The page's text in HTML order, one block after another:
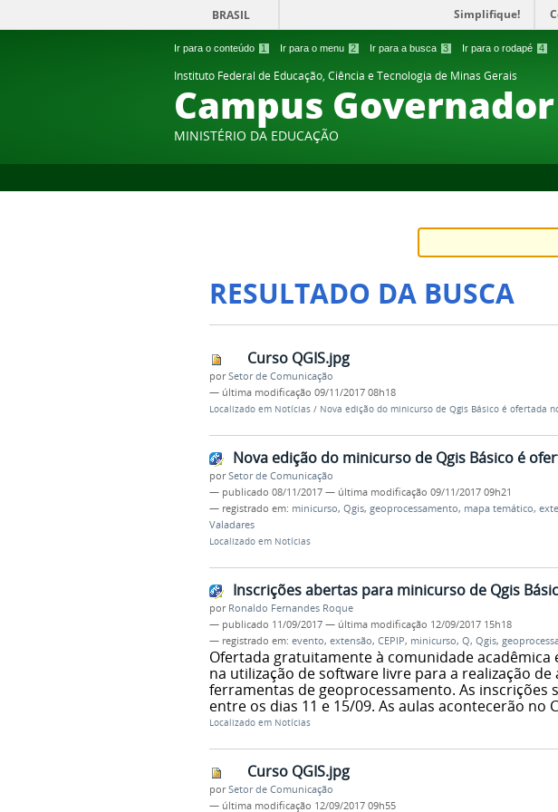
Ir para o conteúdo 1 Ir para o menu 2 Ir para a busca 3 Ir para o rodapé 4
BRASIL Simplifique!
Instituto Federal de Educação, Ciência e Tecnologia de Minas Gerais
Campus
MINISTÉRIO DA EDUCAÇÃO
RESULTADO DA BUSCA
Curso QGIS.jpg
porSetor de Comunicação
— última modificação 09/11/2017 08h18
Localizado em Notícias / Nova edição do minicurso de Qgis Básico é ofertada
Nova edição do minicurso de Qgis Básico é
porSetor de Comunicação
— publicado 08/11/2017 — última modificação 09/11/2017 09h21
— registrado em: minicurso, Qgis, geoprocessamento, mapa temático,
Valadares
Localizado em Notícias
Inscrições abertas para minicurso de Qgis
por Ronaldo Fernandes Roque
— publicado 11/09/2017 — última modificação 12/09/2017 15h18
— registrado em: evento, extensão, CEPIP, minicurso, Q, Qgis,
Ofertada gratuitamente à comunidade acadêmica
na utilização de software livre para a realização
ferramentas de geoprocessamento. As inscrições
entre os dias 11 e 15/09. As aulas acontecerão no
Localizado em Notícias
Curso QGIS.jpg
porSetor de Comunicação
— última modificação 12/09/2017 09h55